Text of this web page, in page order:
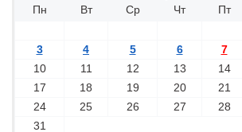
Пн
Вт Ср Чт Пт
3
4 5 6 7
10
11 12 13 14
17
18 19 20 21
24
25 26 27 28
31